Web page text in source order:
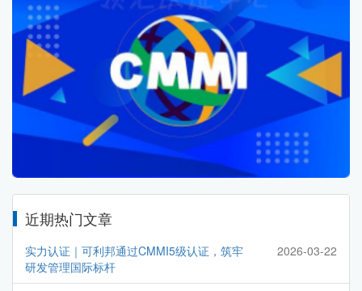
近期热门文章
实力认证｜可利邦通过CMMI5级认证，筑牢
研发管理国际标杆
2026-03-22